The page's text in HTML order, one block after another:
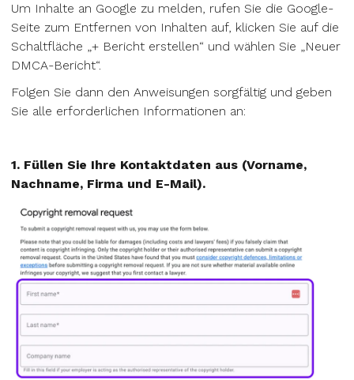
Um Inhalte an Google zu melden, rufen Sie die Google-
Seite zum Entfernen von Inhalten auf, klicken Sie auf die
Schaltfläche „+ Bericht erstellen“ und wählen Sie „Neuer
DMCA-Bericht“.
Folgen Sie dann den Anweisungen sorgfältig und geben
Sie alle erforderlichen Informationen an:
1. Füllen Sie Ihre Kontaktdaten aus (Vorname,
Nachname, Firma und E-Mail).